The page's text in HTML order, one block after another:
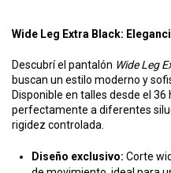
Wide Leg Extra Black:
Descubrí el pantalón Wide Leg
buscan un estilo moderno y
Disponible en talles desde el
perfectamente a diferentes
rigidez controlada.
Diseño exclusivo: Corte